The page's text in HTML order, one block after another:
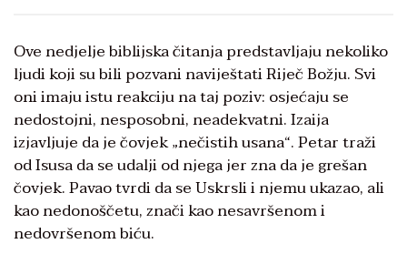
Ove nedjelje biblijska čitanja predstavljaju nekoliko
ljudi koji su bili pozvani naviještati Riječ Božju. Svi
oni imaju istu reakciju na taj poziv: osjećaju se
nedostojni, nesposobni, neadekvatni. Izaija
izjavljuje da je čovjek „nečistih usana“. Petar traži
od Isusa da se udalji od njega jer zna da je grešan
čovjek. Pavao tvrdi da se Uskrsli i njemu ukazao, ali
kao nedonoščetu, znači kao nesavršenom i
nedovršenom biću.